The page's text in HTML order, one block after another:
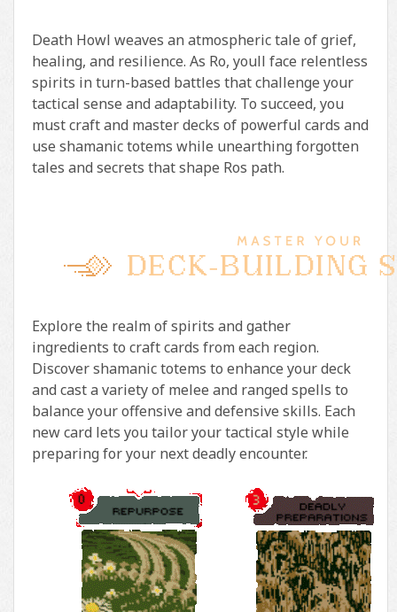
Death Howl weaves an atmospheric tale of grief,
healing, and resilience. As Ro, youll face relentless
spirits in turn-based battles that challenge your
tactical sense and adaptability. To succeed, you
must craft and master decks of powerful cards and
use shamanic totems while unearthing forgotten
tales and secrets that shape Ros path.
Explore the realm of spirits and gather
ingredients to craft cards from each region.
Discover shamanic totems to enhance your deck
and cast a variety of melee and ranged spells to
balance your offensive and defensive skills. Each
new card lets you tailor your tactical style while
preparing for your next deadly encounter.